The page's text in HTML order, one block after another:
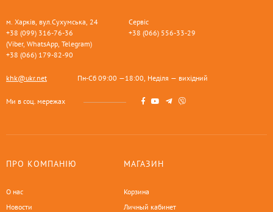
м. Харків, вул.Сухумська, 24
+38 (099) 316-76-36
(Viber, WhatsApp, Telegram)
+38 (066) 179-82-90
Сервіс
+38 (066) 556-33-29
khk@ukr.net Пн-Сб 09:00 —18:00, Неділя — вихідний
Ми в соц. мережах
ПРО КОМПАНІЮ
О нас
Новости
МАГАЗИН
Корзина
Личный кабинет